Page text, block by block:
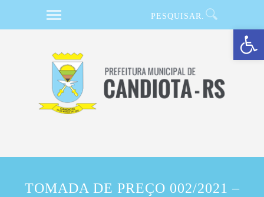
Barra de Ferramentas Aberta
TOMADA DE PREÇO 002/2021 –